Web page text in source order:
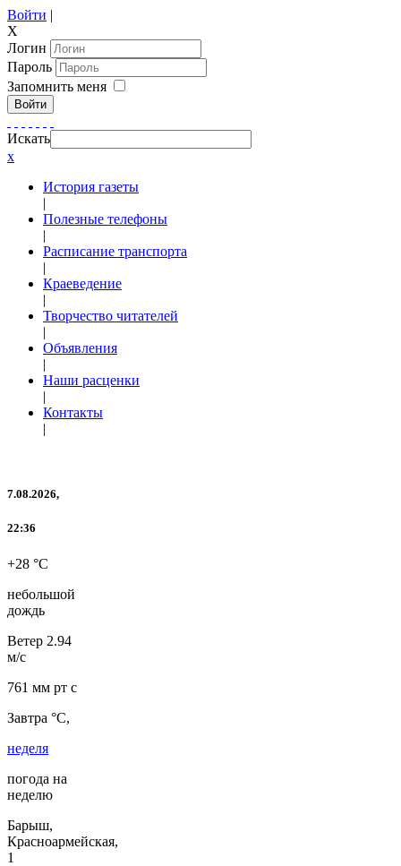
Войти |
X
Логин
Пароль
Запомнить меня
Войти
Искать
x
История газеты
|
Полезные телефоны
|
Расписание транспорта
|
Краеведение
|
Творчество читателей
|
Объявления
|
Наши расценки
|
Контакты
|
7.08.2026,
22:36
+28 °C
небольшой
дождь
Ветер 2.94
м/с
761 мм рт с
Завтра °C,
неделя
погода на
неделю
Барыш,
Красноармейская,
1